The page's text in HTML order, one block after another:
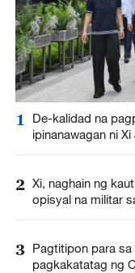
1
De-kalidad na
ipinanawagan ni Xi
2 Xi, naghain ng
opisyal na militar
3 Pagtitipon para
pagkakatatag ng